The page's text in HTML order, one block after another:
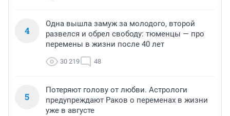
4
Одна вышла замуж за молодого, второй
развелся и обрел свободу: тюменцы — про
перемены в жизни после 40 лет
30 219 48
5
Потеряют голову от любви. Астрологи
предупреждают Раков о переменах в жизни
уже в августе